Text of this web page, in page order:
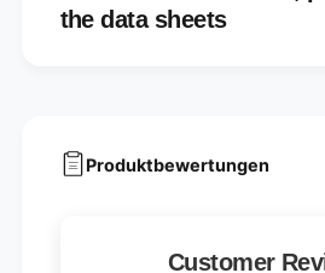
the data sheets
Produktbewertungen
Customer